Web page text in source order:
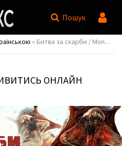
Пошук
» Битва за скарби / Mongolian Death Worm
ОНЛАЙН